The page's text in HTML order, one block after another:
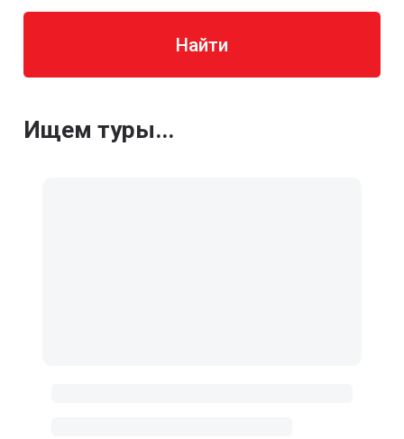
Найти
Ищем туры...